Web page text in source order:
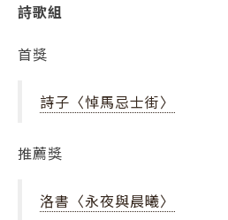
詩歌組
首獎
詩子〈悼馬忌士街〉
推薦獎
洛書〈永夜與晨曦〉